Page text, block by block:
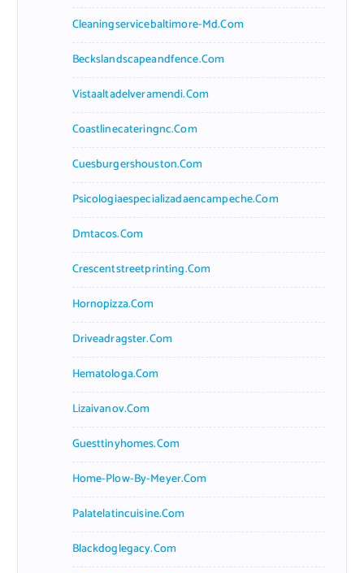
Cleaningservicebaltimore-Md.com
Beckslandscapeandfence.com
Vistaaltadelveramendi.com
Coastlinecateringnc.com
Cuesburgershouston.com
Psicologiaespecializadaencampeche.com
Dmtacos.com
Crescentstreetprinting.com
Hornopizza.com
Driveadragster.com
Hematologa.com
Lizaivanov.com
Guesttinyhomes.com
Home-Plow-By-Meyer.com
Palatelatincuisine.com
Blackdoglegacy.com